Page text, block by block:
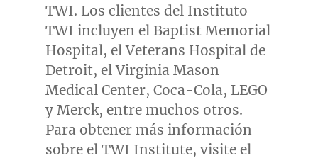
TWI. Los clientes del Instituto
TWI incluyen el Baptist Memorial
Hospital, el Veterans Hospital de
Detroit, el Virginia Mason
Medical Center, Coca-Cola, LEGO
y Merck, entre muchos otros.
Para obtener más información
sobre el TWI Institute, visite el